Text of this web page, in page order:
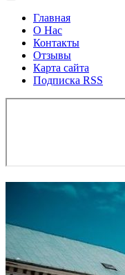
Главная
О Нас
Контакты
Отзывы
Карта сайта
Подписка RSS